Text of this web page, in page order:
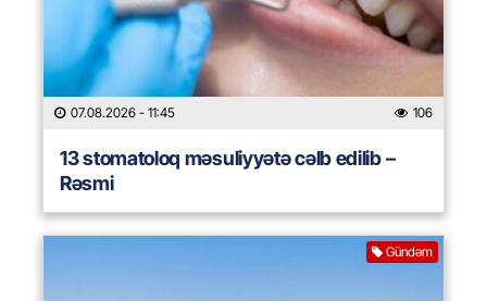
07.08.2026 - 11:45 106
13 stomatoloq məsuliyyətə cəlb edilib –
Rəsmi
Gündəm